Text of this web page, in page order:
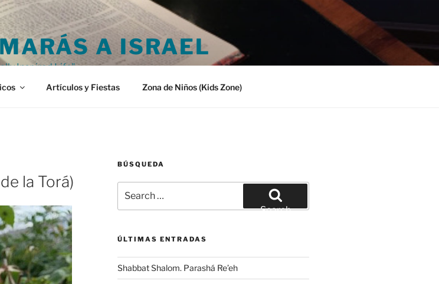
A ISRAEL
Inspired Life"
Artículos y Fiestas Zona de Niños (Kids Zone)
la Torá)
BÚSQUEDA
for:
Search
ÚLTIMAS ENTRADAS
Shabbat Shalom. Parashá Re’eh